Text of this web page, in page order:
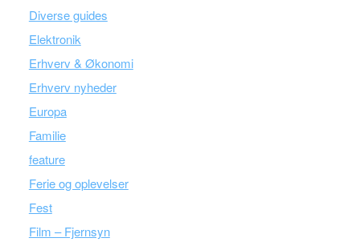
Diverse guides
Elektronik
Erhverv & Økonomi
Erhverv nyheder
Europa
Familie
feature
Ferie og oplevelser
Fest
Film – Fjernsyn